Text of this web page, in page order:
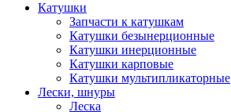
Катушки
Запчасти к катушкам
Катушки безынерционные
Катушки инерционные
Катушки карповые
Катушки мультипликаторные
Лески, шнуры
Леска